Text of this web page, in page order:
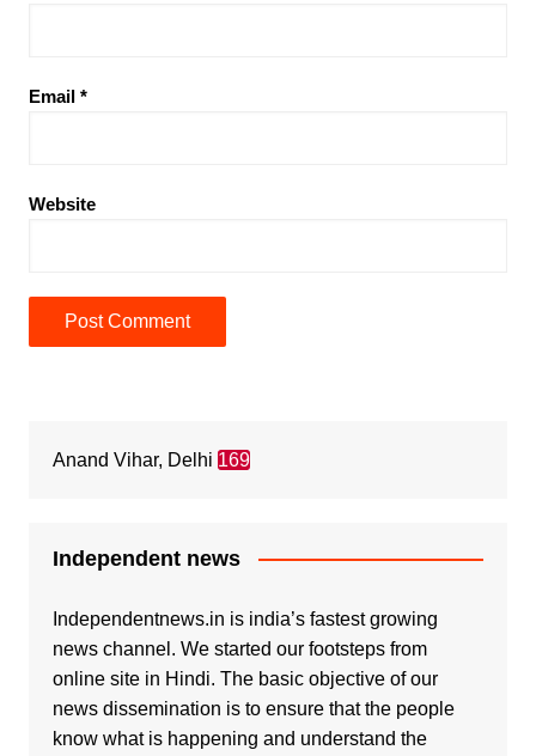
Email *
Website
Anand Vihar, Delhi 169
Independent news
Independentnews.in is india’s fastest growing
news channel. We started our footsteps from
online site in Hindi. The basic objective of our
news dissemination is to ensure that the people
know what is happening and understand the